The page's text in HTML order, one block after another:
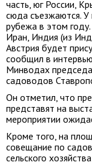
часть, юг России,
сюда съезжаются. У
рубежа в этом году.
Иран, Индия (из
Австрия будет
сообщил в
Минводах
садоводов
Он отметил, что
представят на
мероприятии
Кроме того, на
совещание по
сельского